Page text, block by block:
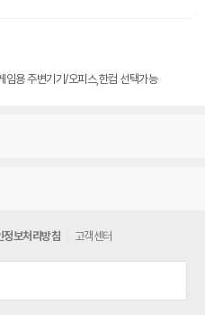
용 주변기기/오피스,한컴 선택가능
정보처리방침 고객센터